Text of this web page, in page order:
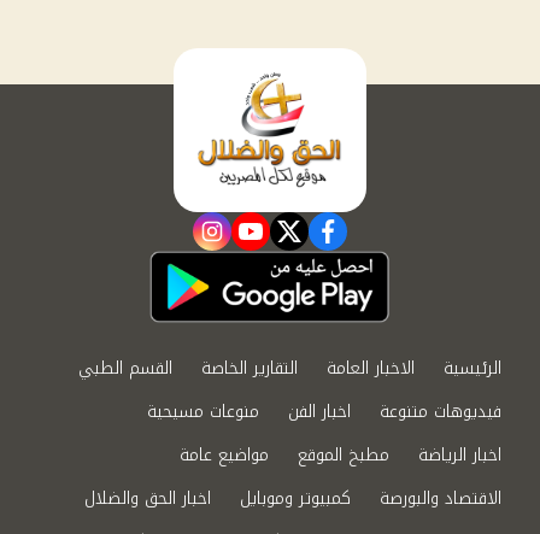
facebook
twitter
youtube
instagram
الرئيسية الاخبار العامة التقارير الخاصة
القسم الطبي
فيديوهات متنوعة
اخبار الفن
منوعات مسيحية
اخبار الرياضة
مطبخ الموقع
مواضيع عامة
الاقتصاد والبورصة
كمبيوتر وموبايل
اخبار الحق والضلال